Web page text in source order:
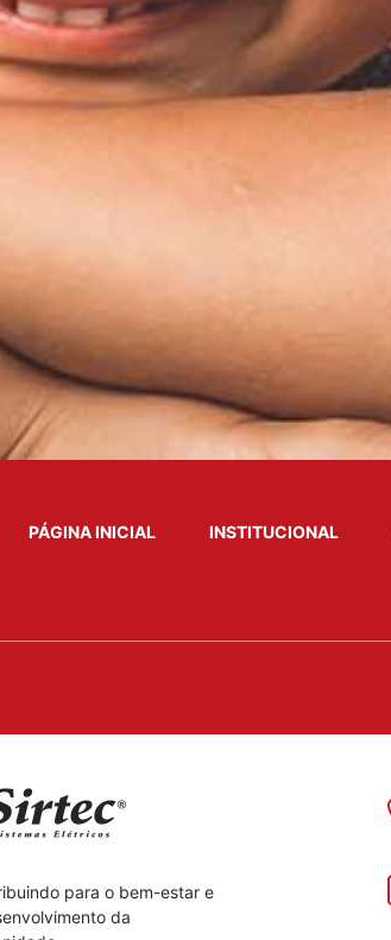
PÁGINA INICIAL INSTITUCIONAL
para o bem-estar e
da